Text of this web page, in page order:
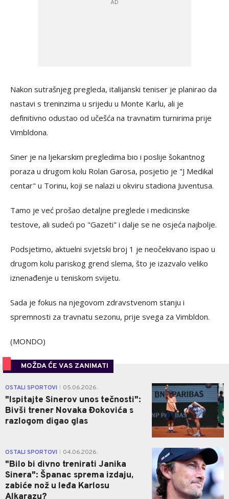
Nakon sutrašnjeg pregleda, italijanski teniser je planirao da
nastavi s treninzima u srijedu u Monte Karlu, ali je
definitivno odustao od učešća na travnatim turnirima prije
Vimbldona.
Siner je na ljekarskim pregledima bio i poslije šokantnog
poraza u drugom kolu Rolan Garosa, posjetio je "J Medikal
centar" u Torinu, koji se nalazi u okviru stadiona Juventusa.
Tamo je već prošao detaljne preglede i medicinske
testove, ali sudeći po "Gazeti" i dalje se ne osjeća najbolje.
Podsjetimo, aktuelni svjetski broj 1 je neočekivano ispao u
drugom kolu pariskog grend slema, što je izazvalo veliko
iznenađenje u teniskom svijetu.
Sada je fokus na njegovom zdravstvenom stanju i
spremnosti za travnatu sezonu, prije svega za Vimbldon.
(MONDO)
MOŽDA ĆE VAS ZANIMATI
OSTALI SPORTOVI 05.06.2026.
"Ispitajte Sinerov unos tečnosti":
Bivši trener Novaka Đokovića s
razlogom digao glas
0
OSTALI SPORTOVI 04.06.2026.
"Bilo bi divno trenirati Janika
Sinera": Španac sprema izdaju,
zabiće nož u leđa Karlosu
0